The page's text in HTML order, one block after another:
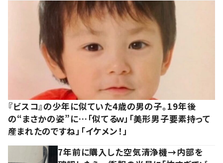
『ビスコ』の少年に似ていた4歳の男の子。19年後
の“まさかの姿”に…「似てるｗ」「美形男子要素持って
産まれたのですね」「イケメン！」
7年前に購入した空気清浄機→内部を